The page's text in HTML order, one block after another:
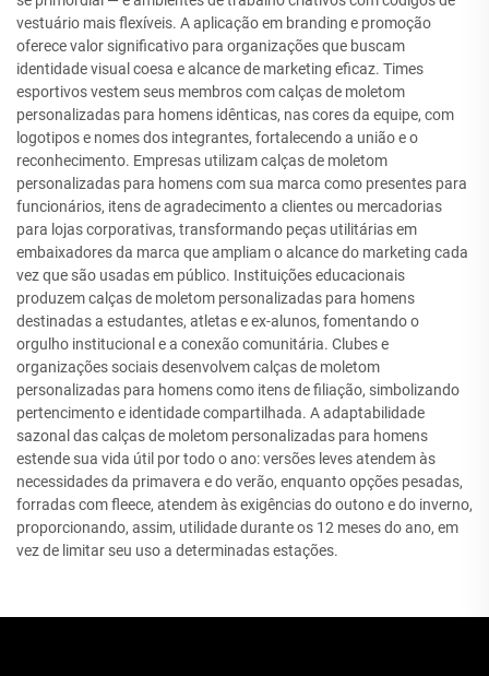
vestuário mais flexíveis. A aplicação em branding e promoção
oferece valor significativo para organizações que buscam
identidade visual coesa e alcance de marketing eficaz. Times
esportivos vestem seus membros com calças de moletom
personalizadas para homens idênticas, nas cores da equipe, com
logotipos e nomes dos integrantes, fortalecendo a união e o
reconhecimento. Empresas utilizam calças de moletom
personalizadas para homens com sua marca como presentes para
funcionários, itens de agradecimento a clientes ou mercadorias
para lojas corporativas, transformando peças utilitárias em
embaixadores da marca que ampliam o alcance do marketing cada
vez que são usadas em público. Instituições educacionais
produzem calças de moletom personalizadas para homens
destinadas a estudantes, atletas e ex-alunos, fomentando o
orgulho institucional e a conexão comunitária. Clubes e
organizações sociais desenvolvem calças de moletom
personalizadas para homens como itens de filiação, simbolizando
pertencimento e identidade compartilhada. A adaptabilidade
sazonal das calças de moletom personalizadas para homens
estende sua vida útil por todo o ano: versões leves atendem às
necessidades da primavera e do verão, enquanto opções pesadas,
forradas com fleece, atendem às exigências do outono e do inverno,
proporcionando, assim, utilidade durante os 12 meses do ano, em
vez de limitar seu uso a determinadas estações.